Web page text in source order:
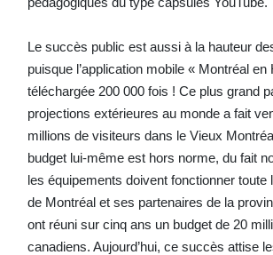
Le succès public est aussi à la hauteur
puisque l’application mobile « Montréal en
téléchargée 200 000 fois ! Ce plus grand
projections extérieures au monde a fait
millions de visiteurs dans le Vieux
budget lui-même est hors norme, du fait
les équipements doivent fonctionner toute
de Montréal et ses partenaires de la
ont réuni sur cinq ans un budget de 20
canadiens. Aujourd’hui, ce succès attise